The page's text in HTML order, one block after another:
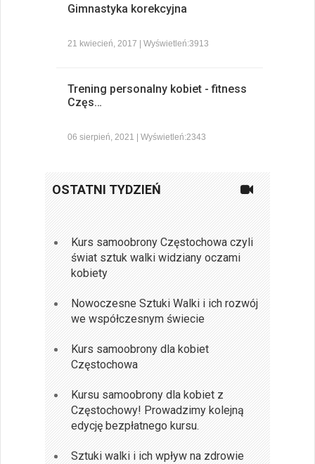
Gimnastyka korekcyjna
21 kwiecień, 2017 | Wyświetleń:3913
Trening personalny kobiet - fitness
Częs…
06 sierpień, 2021 | Wyświetleń:2343
OSTATNI TYDZIEŃ
Kurs samoobrony Częstochowa czyli
świat sztuk walki widziany oczami
kobiety
Nowoczesne Sztuki Walki i ich rozwój
we współczesnym świecie
Kurs samoobrony dla kobiet
Częstochowa
Kursu samoobrony dla kobiet z
Częstochowy! Prowadzimy kolejną
edycję bezpłatnego kursu.
Sztuki walki i ich wpływ na zdrowie